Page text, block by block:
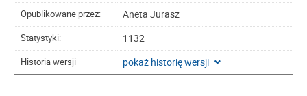
Opublikowane przez: Aneta Jurasz
Statystyki: 1132
Historia wersji pokaż historię wersji